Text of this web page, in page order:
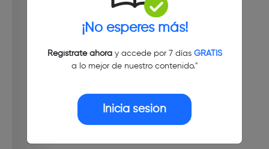
¡No esperes más!
Regístrate ahoray accede por 7 días GRATIS
a lo mejor de nuestro contenido."
Inicia sesión